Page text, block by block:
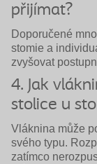
přijímat?
Doporučené
stomie a
zvyšovat
4. Jak
stolice u
Vláknina může
svého typu.
zatímco